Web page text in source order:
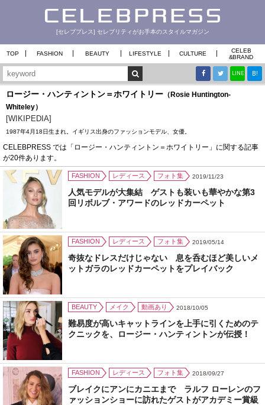
[セレブプレス] セレブリティがお手本のスタイルマガジン
TOP FASHION BEAUTY LIFESTYLE CULTURE
CELEB
&BRAND
LINE B!
ロージー・ハンティントン＝ホワイトリー （Rosie Huntington-
Whiteley）
[WIKIPEDIA]
1987年4月18日生まれ。イギリス出身のファッションモデル、女優。
CELEBPRESS では「ロージー・ハンティントン＝ホワイトリー」に関する記事
が20件あります。
FASHION レディース フォト集 2019/11/23
人気モデルが大集結 ゲストも装いも華やかな第3
回リボルブ・アワードのレッドカーペット
FASHION レディース フォト集 2019/05/14
奇抜なドレスだけじゃない 息を呑むほど美しいメ
ットガラのレッドカーペットをプレイバック
BEAUTY メイク 動画あり 2018/10/05
難易度が高いキャットラインを上手に引くためのテ
クニックを、ロージー・ハンティントンが伝授！
FASHION レディース フォト集 2018/09/27
ブレイクにアンにカニエまで ラルフ ローレンのフ
ァッションショーに訪れたゲストがアカデミー賞級